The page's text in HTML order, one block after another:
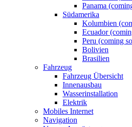
Panama
Südamerika
Kolumbien
Ecuador
Peru (coming
Bolivien
Brasilien
Fahrzeug
Fahrzeug Übersicht
Innenausbau
Wasserinstallation
Elektrik
Mobiles Internet
Navigation